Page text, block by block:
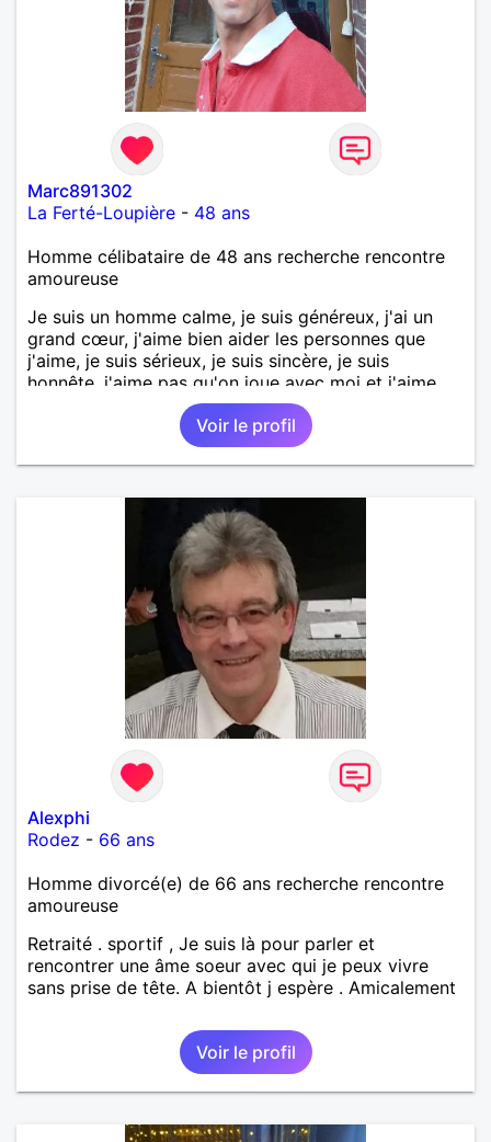
Marc891302
La Ferté-Loupière - 48 ans
Homme célibataire de 48 ans recherche rencontre
amoureuse
Je suis un homme calme, je suis généreux, j'ai un
grand cœur, j'aime bien aider les personnes que
j'aime, je suis sérieux, je suis sincère, je suis
honnête, j'aime pas qu'on joue avec moi et j'aime
pas les mensonges. Je cherche une relation
amoureuse et sérieuse.Voir le profil
Alexphi
Rodez - 66 ans
Homme divorcé(e) de 66 ans recherche rencontre
amoureuse
Retraité . sportif , Je suis là pour parler et
rencontrer une âme soeur avec qui je peux vivre
sans prise de tête. A bientôt j espère . Amicalement
Voir le profil